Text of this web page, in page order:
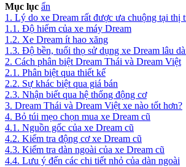
Mục lục ẩn
1. Lý do xe Dream rất được ưa chuộng tại thị
1.1. Độ hiếm của xe máy Dream
1.2. Xe Dream ít hao xăng
1.3. Độ bền, tuổi thọ sử dụng xe Dream lâu
2. Cách phân biệt Dream Thái và Dream Việt
2.1. Phân biệt qua thiết kế
2.2. Sự khác biệt qua giá bán
2.3. Nhận biết qua hệ thống động cơ
3. Dream Thái và Dream Việt xe nào tốt hơn?
4. Bỏ túi mẹo chọn mua xe Dream cũ
4.1. Nguồn gốc của xe Dream cũ
4.2. Kiểm tra động cơ xe Dream cũ
4.3. Kiểm tra dàn ngoài của xe Dream cũ
4.4. Lưu ý đến các chi tiết nhỏ của dàn ngoài